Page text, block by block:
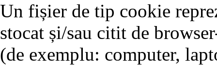
Un fișier de tip cookie
stocat și/sau citit de
(de exemplu: computer,